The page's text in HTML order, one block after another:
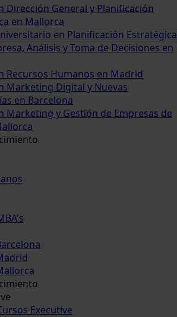
Dirección General y Planificación
en Mallorca
en Planificación Estratégica
Análisis y Toma de Decisiones en
Recursos Humanos en Madrid
Marketing Digital y Nuevas
en Barcelona
Marketing y Gestión de Empresas de
Executive